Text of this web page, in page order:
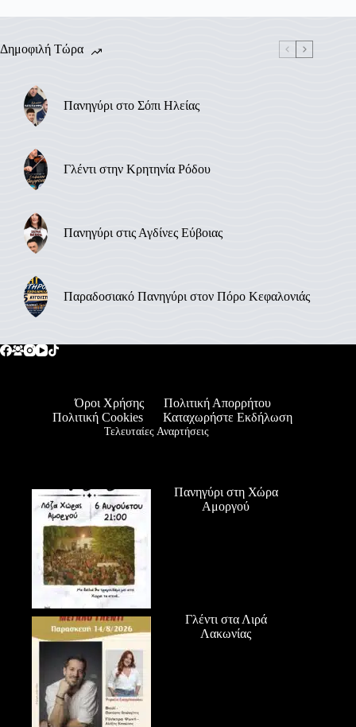
Δημοφιλή Τώρα
Πανηγύρι στο Σόπι Ηλείας
Γλέντι στην Κρητηνία Ρόδου
Πανηγύρι στις Αγδίνες Εύβοιας
Παραδοσιακό Πανηγύρι στον Πόρο Κεφαλονιάς
Όροι Χρήσης
Πολιτική Απορρήτου
Πολιτική Cookies
Καταχωρήστε Εκδήλωση
Τελευταίες Αναρτήσεις
Πανηγύρι στη Χώρα
Αμοργού
Γλέντι στα Λιρά
Λακωνίας